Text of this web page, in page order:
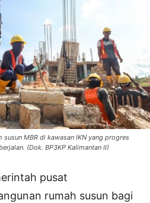
MBR di kawasan IKN yang progres
(Dok. BP3KP Kalimantan II)
pusat
rumah susun bagi